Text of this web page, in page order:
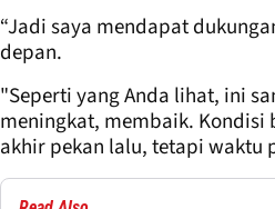
“Jadi saya mendapat
depan.
"Seperti yang Anda lihat, ini
meningkat, membaik.
akhir pekan lalu, tetapi waktu